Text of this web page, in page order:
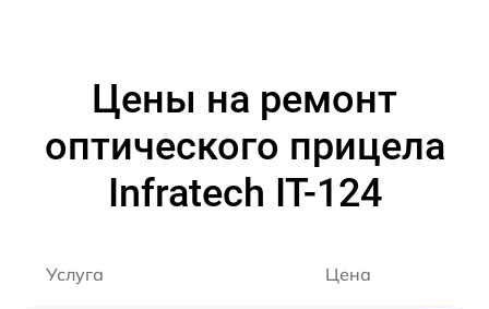
Цены на ремонт
оптического прицела
Infratech IT-124
Услуга Цена